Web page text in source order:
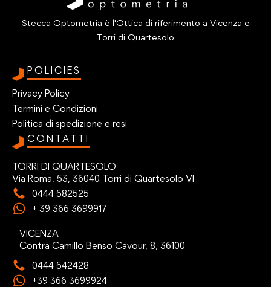
Stecca Optometria è l'Ottica di riferimento a Vicenza e
Torri di Quartesolo
POLICIES
Privacy Policy
Termini e Condizioni
Politica di spedizione e resi
CONTATTI
TORRI DI QUARTESOLO
Via Roma, 53, 36040 Torri di Quartesolo VI
0444 582525
+ 39 366 3699917
VICENZA
Contrà Camillo Benso Cavour, 8, 36100
0444 542428
+39 366 3699924